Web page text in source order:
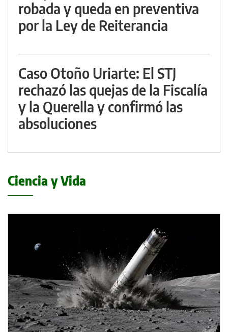
robada y queda en preventiva
por la Ley de Reiterancia
Caso Otoño Uriarte: El STJ
rechazó las quejas de la Fiscalía
y la Querella y confirmó las
absoluciones
Ciencia y Vida